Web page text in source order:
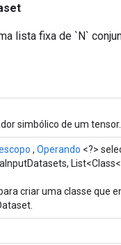
lista fixa de `N`
simbólico de um tensor.
, Operando <?>
criar uma classe que